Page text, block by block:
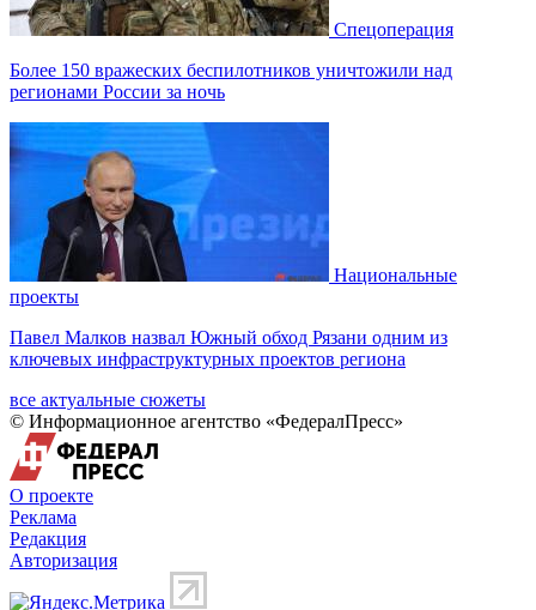
Спецоперация
Более 150 вражеских беспилотников уничтожили над
регионами России за ночь
Национальные
проекты
Павел Малков назвал Южный обход Рязани одним из
ключевых инфраструктурных проектов региона
все актуальные сюжеты
© Информационное агентство «ФедералПресс»
О проекте
Реклама
Редакция
Авторизация